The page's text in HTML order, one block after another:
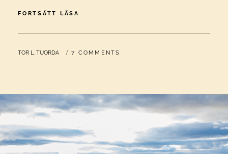
FORTSÄTT LÄSA
GRUVINDUSTRINS
BY
TOR L. TUORDA 7 COMMENTS